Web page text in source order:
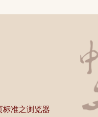
准之浏览器